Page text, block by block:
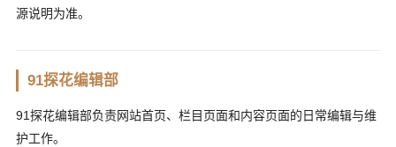
源说明为准。
91探花编辑部
91探花编辑部负责网站首页、栏目页面和内容页面的日常编辑与维
护工作。